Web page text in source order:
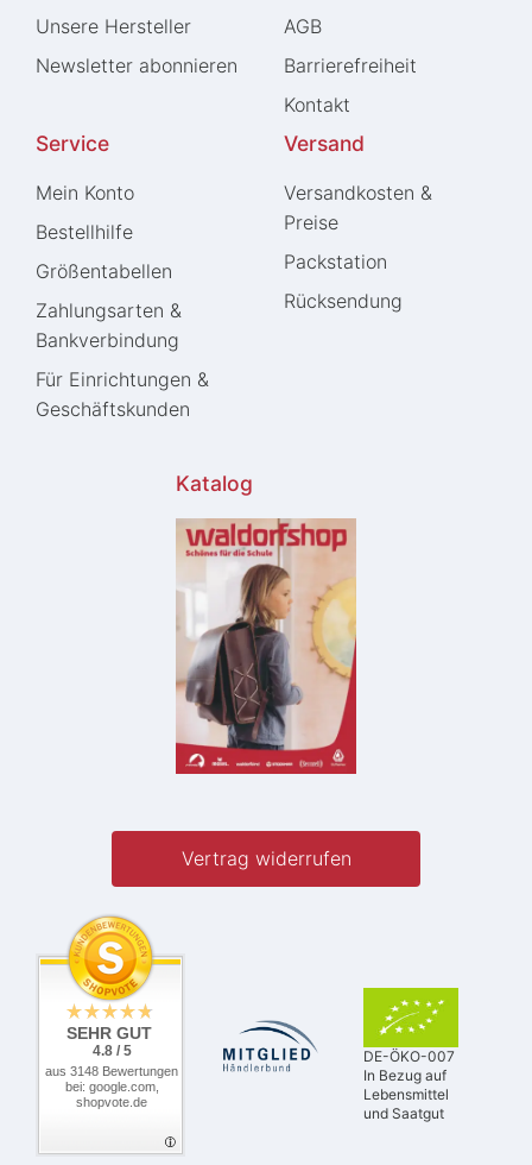
Unsere Hersteller
Newsletter abonnieren
AGB
Barrierefreiheit
Kontakt
Service
Mein Konto
Bestellhilfe
Größentabellen
Zahlungsarten &
Bankverbindung
Für Einrichtungen &
Geschäftskunden
Versand
Versandkosten &
Preise
Packstation
Rücksendung
Katalog
Vertrag widerrufen
SEHR GUT
4.8 / 5
aus 3148 Bewertungen
bei: google.com,
shopvote.de
DE-ÖKO-007
In Bezug auf
Lebensmittel
und Saatgut